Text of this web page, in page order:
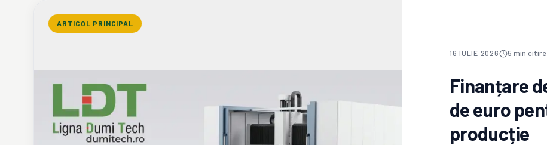
ARTICOL PRINCIPAL
16 IULIE 2026 5 min citire
Finanțare
de euro
producție